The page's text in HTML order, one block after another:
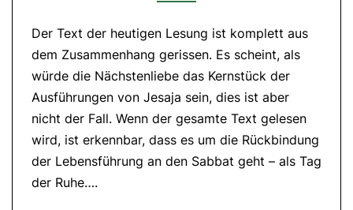
2.Lesung:
1
Kor
2,1-
Evangelium:
5,13-
16
Der Text der heutigen Lesung ist komplett aus
dem Zusammenhang gerissen. Es scheint, als
würde die Nächstenliebe das Kernstück der
Ausführungen von Jesaja sein, dies ist aber
nicht der Fall. Wenn der gesamte Text gelesen
wird, ist erkennbar, dass es um die Rückbindung
der Lebensführung an den Sabbat geht – als Tag
der Ruhe….